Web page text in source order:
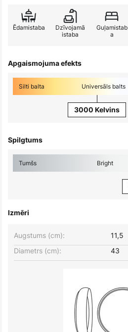
Ēdamistaba
Dzīvojamā
istaba
Guļamistab
a
Apgaismojuma efekts
Silti balta Universāls balts
3000 Kelvins
Spilgtums
Tumšs Bright
Izmēri
Augstums (cm):
11,5
Diametrs (cm):
43